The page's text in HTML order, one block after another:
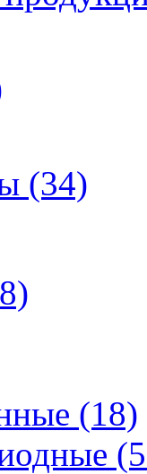
(34)
(18)